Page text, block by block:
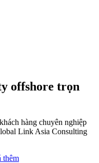
offshore trọn
hàng chuyên nghiệp
Link Asia Consulting
thêm